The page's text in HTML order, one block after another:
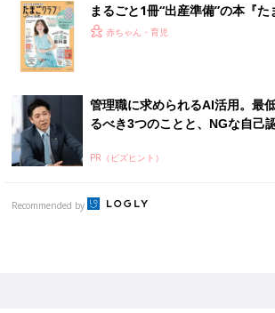
まるごと1冊“出産準備”の本『た
クラブ 夏号』〈スペシャル大特
赤ちゃん・育児
管理職に求められるAI活用。最
るべき3つのことと、NGな自己
PR（ビズヒント）
Recommended by